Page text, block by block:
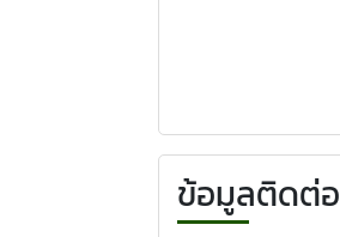
ข้อมูลติดต่อ